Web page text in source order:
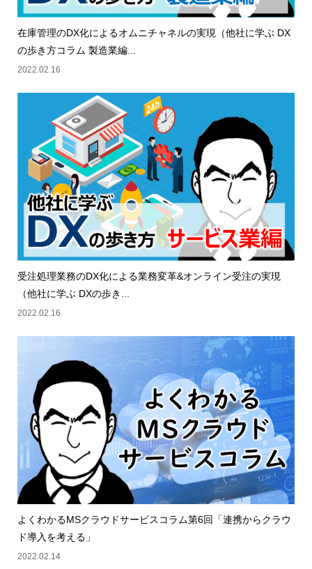
在庫管理のDX化によるオムニチャネルの実現（他社に学ぶ DX
の歩き方コラム 製造業編...
2022.02.16
受注処理業務のDX化による業務変革&オンライン受注の実現
（他社に学ぶ DXの歩き...
2022.02.16
よくわかるMSクラウドサービスコラム第6回「連携からクラウ
ド導入を考える」
2022.02.14